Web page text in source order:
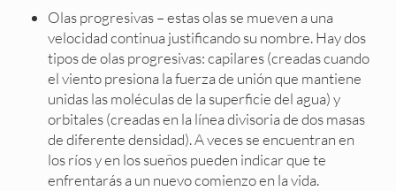
Olas progresivas – estas olas se mueven a una
velocidad continua justificando su nombre. Hay dos
tipos de olas progresivas: capilares (creadas cuando
el viento presiona la fuerza de unión que mantiene
unidas las moléculas de la superficie del agua) y
orbitales (creadas en la línea divisoria de dos masas
de diferente densidad). A veces se encuentran en
los ríos y en los sueños pueden indicar que te
enfrentarás a un nuevo comienzo en la vida.